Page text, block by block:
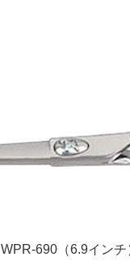
WPR-690（6.9インチ